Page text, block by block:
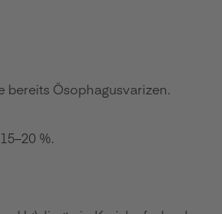
bereits Ösophagusvarizen.
%.